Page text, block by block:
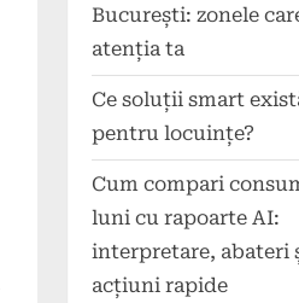
București: zonele
atenția ta
Ce soluții smart
pentru locuințe?
Cum compari
luni cu rapoarte AI:
interpretare, abateri
acțiuni rapide